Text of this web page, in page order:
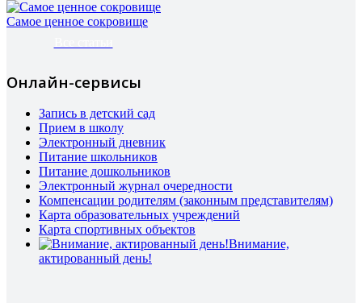
Самое ценное сокровище
Онлайн-сервисы
Запись в детский сад
Прием в школу
Электронный дневник
Питание школьников
Питание дошкольников
Электронный журнал очередности
Компенсации родителям (законным представителям)
Карта образовательных учреждений
Карта спортивных объектов
Внимание,
актированный день!